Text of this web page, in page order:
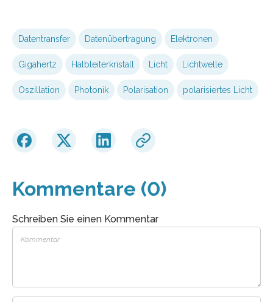
Datentransfer Datenübertragung Elektronen
Gigahertz Halbleiterkristall Licht Lichtwelle
Oszillation Photonik Polarisation polarisiertes Licht
Kommentare (0)
Schreiben Sie einen Kommentar